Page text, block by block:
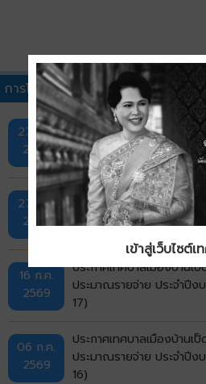
การโอนเงินงบประมาณรายจ่ายประจำ
27 ก.ค.
2569
ประกาศเทศบาลเมืองบ้านเ
ประมาณรายจ่าย ประจำปี
19)
27 ก.ค.
2569
ประกาศเทศบาลเมืองบ้านเ
ประมาณรายจ่าย ประจำปี
18)
16 ก.ค.
2569
ประกาศเทศบาลเมืองบ้านเ
ประมาณรายจ่าย ประจำปี
17)
06 ก.ค.
2569
ประกาศเทศบาลเมืองบ้านเ
ประมาณรายจ่าย ประจำปี
16)
เข้าสู่เว็บไซต์เ